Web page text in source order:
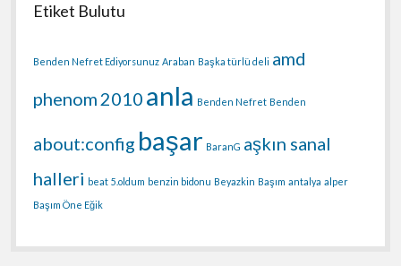
Etiket Bulutu
Benden Nefret Ediyorsunuz Araban Başka türlü deli amd
phenom 2010 anla Benden Nefret Benden
about:config başar BaranG aşkın sanal
halleri beat 5.oldum benzin bidonu Beyazkin Başım antalya alper
Başım Öne Eğik